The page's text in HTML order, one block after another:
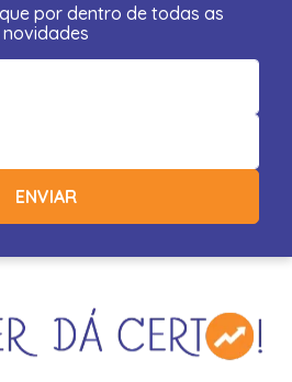
por dentro de todas as
novidades
ENVIAR